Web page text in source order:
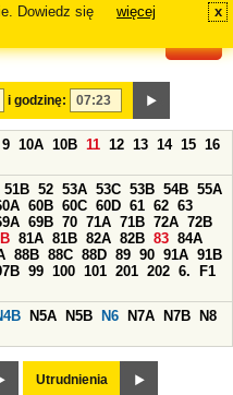
Dowiedz się
więcej x
i godzinę:
9 10A 10B 11 12 13 14 15 16
51B 52 53A 53C 53B 54B 55A
60B 60C 60D 61 62 63
69B 70 71A 71B 72A 72B
81A 81B 82A 82B 83 84A
88B 88C 88D 89 90 91A 91B
99 100 101 201 202 6.
F1
N5A N5B N6 N7A N7B
N8
Utrudnienia